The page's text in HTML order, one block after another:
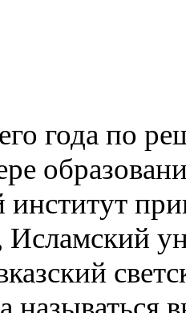
года по
институт
Исламский